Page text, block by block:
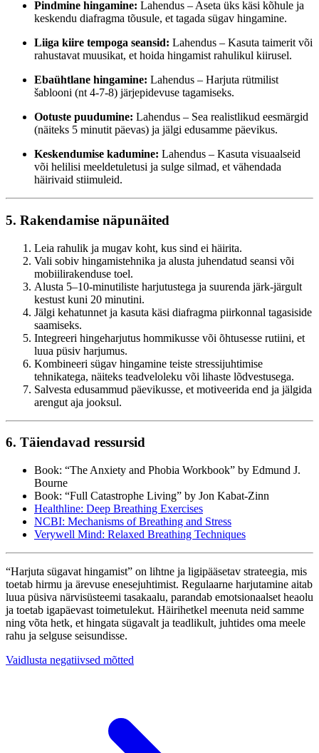
Pindmine hingamine: Lahendus – Aseta üks käsi kõhule ja
keskendu diafragma tõusule, et tagada sügav hingamine.
Liiga kiire tempoga seansid: Lahendus – Kasuta taimerit või
rahustavat muusikat, et hoida hingamist rahulikul kiirusel.
Ebaühtlane hingamine: Lahendus – Harjuta rütmilist
šablooni (nt 4-7-8) järjepidevuse tagamiseks.
Ootuste puudumine: Lahendus – Sea realistlikud eesmärgid
(näiteks 5 minutit päevas) ja jälgi edusamme päevikus.
Keskendumise kadumine: Lahendus – Kasuta visuaalseid
või helilisi meeldetuletusi ja sulge silmad, et vähendada
häirivaid stiimuleid.
5. Rakendamise näpunäited
Leia rahulik ja mugav koht, kus sind ei häirita.
Vali sobiv hingamistehnika ja alusta juhendatud seansi või
mobiilirakenduse toel.
Alusta 5–10-minutiliste harjutustega ja suurenda järk-järgult
kestust kuni 20 minutini.
Jälgi kehatunnet ja kasuta käsi diafragma piirkonnal tagasiside
saamiseks.
Integreeri hingeharjutus hommikusse või õhtusesse rutiini, et
luua püsiv harjumus.
Kombineeri sügav hingamine teiste stressijuhtimise
tehnikatega, näiteks teadveloleku või lihaste lõdvestusega.
Salvesta edusammud päevikusse, et motiveerida end ja jälgida
arengut aja jooksul.
6. Täiendavad ressursid
Book: “The Anxiety and Phobia Workbook” by Edmund J.
Bourne
Book: “Full Catastrophe Living” by Jon Kabat-Zinn
Healthline: Deep Breathing Exercises
NCBI: Mechanisms of Breathing and Stress
Verywell Mind: Relaxed Breathing Techniques
“Harjuta sügavat hingamist” on lihtne ja ligipääsetav strateegia, mis
toetab hirmu ja ärevuse enesejuhtimist. Regulaarne harjutamine aitab
luua püsiva närvisüsteemi tasakaalu, parandab emotsionaalset heaolu
ja toetab igapäevast toimetulekut. Häirihetkel meenuta neid samme
ning võta hetk, et hingata sügavalt ja teadlikult, juhtides oma meele
rahu ja selguse seisundisse.
Vaidlusta negatiivsed mõtted